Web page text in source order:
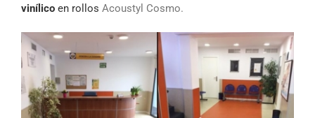
vinílico en rollos Acoustyl Cosmo.